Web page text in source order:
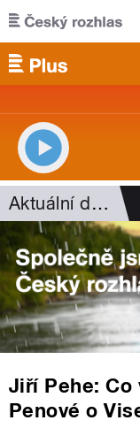
Přejít k hlavnímu
Aktuální dění
Jiří Pehe: Co
Penové o